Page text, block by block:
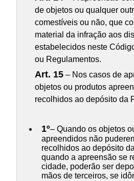
de objetos ou qualquer
comestíveis ou não, que
material da infração aos
estabelecidos neste
ou Regulamentos.
Art. 15 – Nos casos de
objetos ou produtos
recolhidos ao depósito da
1º– Quando os objetos
apreendidos não
recolhidos ao depósito
quando a apreensão se
cidade, poderão ser
mãos de terceiros, se